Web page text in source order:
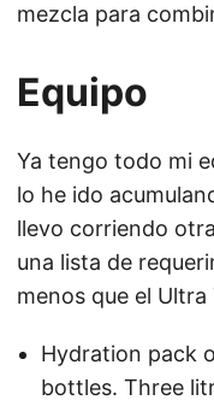
mezcla para
Equipo
Ya tengo todo mi
lo he ido
llevo corriendo
una lista de
menos que el
Hydration pack
bottles. Three